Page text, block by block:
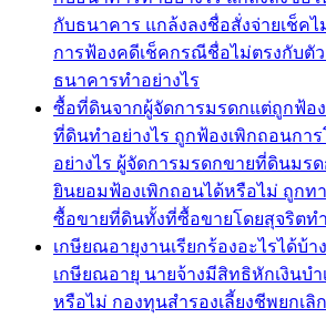
กับธนาคาร แกล้งลงชื่อสั่งจ่ายเช็ค
การฟ้องคดีเช็คกรณีชื่อไม่ตรงกับตั
ธนาคารทำอย่างไร
ซื้อที่ดินจากผู้จัดการมรดกแต่ถูกฟ้อ
ที่ดินทำอย่างไร ถูกฟ้องเพิกถอนกา
อย่างไร ผู้จัดการมรดกขายที่ดินมร
ยินยอมฟ้องเพิกถอนได้หรือไม่ ถูกท
ซื้อขายที่ดินทั้งที่ซื้อขายโดยสุจริตทำ
เกษียณอายุงานเรียกร้องอะไรได้บ้า
เกษียณอายุ นายจ้างมีสิทธิหักเงินบำ
หรือไม่ กองทุนสำรองเลี้ยงชีพยกเลิ